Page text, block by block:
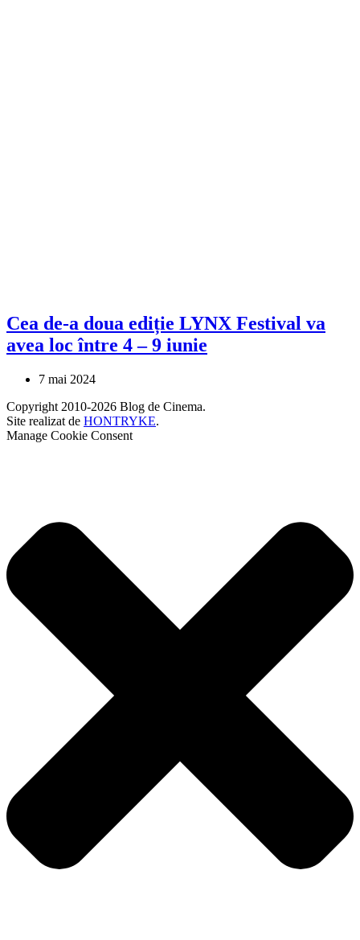
Cea de-a doua ediție LYNX Festival va
avea loc între 4 – 9 iunie
7 mai 2024
Copyright 2010-2026 Blog de Cinema.
Site realizat de HONTRYKE.
Manage Cookie Consent